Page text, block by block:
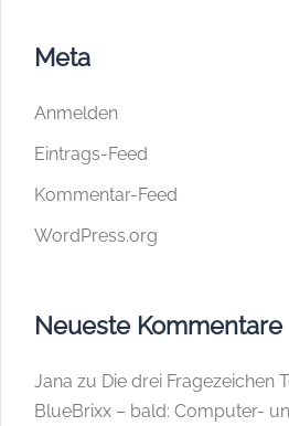
Meta
Anmelden
Eintrags-Feed
Kommentar-Feed
WordPress.org
Neueste Kommentare
Jana zu Die drei Fragezeichen
BlueBrixx – bald: Computer-